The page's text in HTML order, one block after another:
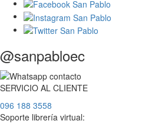
@sanpabloec
SERVICIO AL CLIENTE
096 188 3558
Soporte librería virtual: